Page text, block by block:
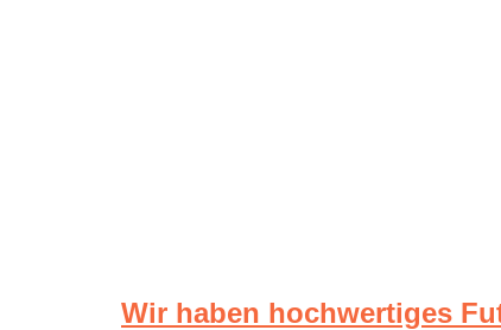
Wir haben hochwertiges